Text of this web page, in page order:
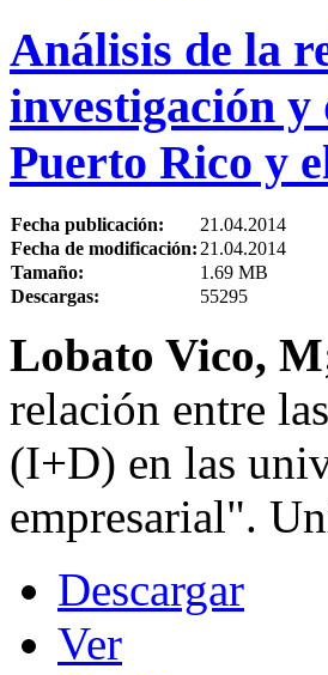
Análisis de la
investigación
Puerto Rico y
Fecha publicación:
21.04.2014
Fecha de modificación: 21.04.2014
Tamaño:
1.69 MB
Descargas:
55295
Lobato Vico,
relación entre
(I+D) en las
empresarial".
Descargar
Ver